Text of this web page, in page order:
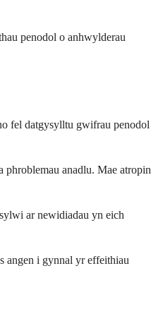
penodol o anhwylderau
fel datgysylltu gwifrau penodol
anadlu. Mae atropin
ar newidiadau yn eich
angen i gynnal yr effeithiau